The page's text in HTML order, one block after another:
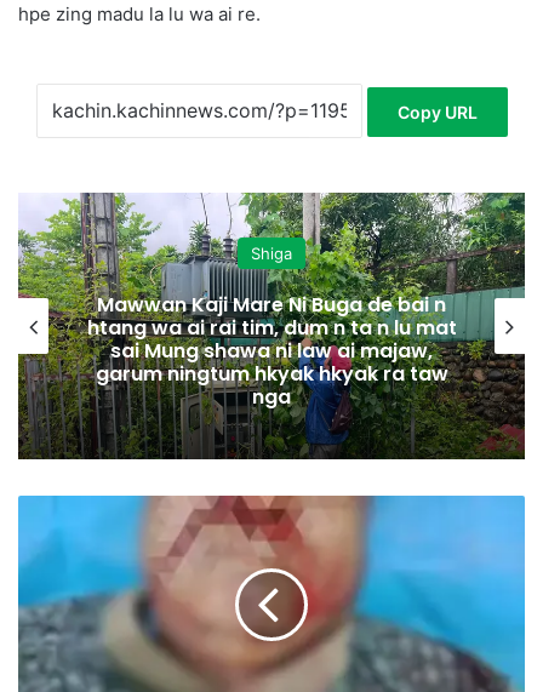
hpe zing madu la lu wa ai re.
Copy URL
Shiga
Mawwan Kaji Mare Ni Buga de bai n
htang wa ai rai tim, dum n ta n lu mat
sai Mung shawa ni law ai majaw,
garum ningtum hkyak hkyak ra taw
nga
m
w
n
M
a